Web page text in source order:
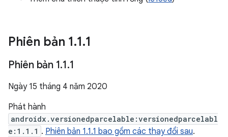
Phiên bản 1.1.1
Phiên bản 1.1.1
Ngày 15 tháng 4 năm 2020
Phát hành
androidx.versionedparcelable:versionedparcelabl
e:1.1.1 . Phiên bản 1.1.1 bao gồm các thay đổi sau.